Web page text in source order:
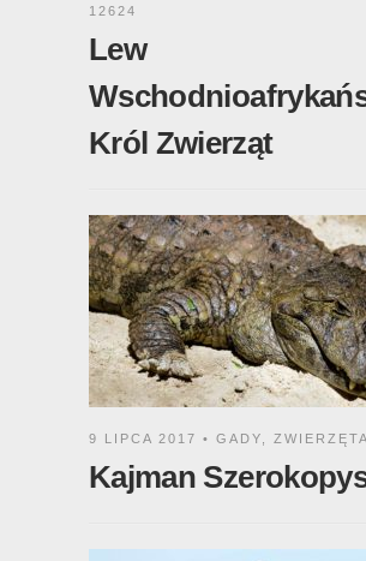
12624
Lew
Król Zwierząt
9 LIPCA 2017 • GADY ZWIERZĘTA
Kajman